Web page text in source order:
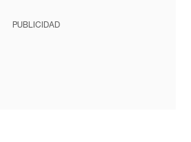
PUBLICIDAD